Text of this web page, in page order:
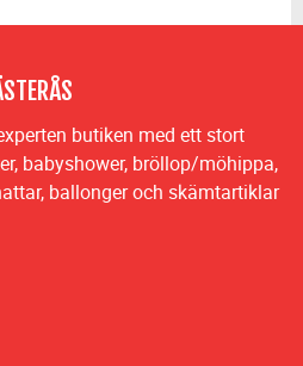
butiken med ett stort
babyshower, bröllop/möhippa,
ballonger och skämtartiklar